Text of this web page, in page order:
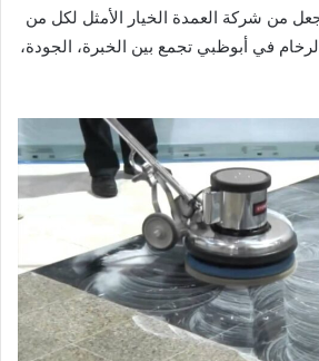
من شركة العمدة الخيار الأمثل لكل من
في أبوظبي تجمع بين الخبرة، الجودة،